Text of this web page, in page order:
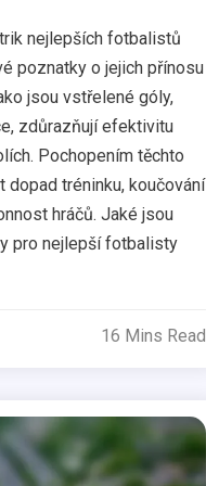
nejlepších fotbalistů
poznatky o jejich přínosu
jsou vstřelené góly,
zdůrazňují efektivitu
Pochopením těchto
tréninku, koučování
hráčů. Jaké jsou
pro nejlepší fotbalisty
16 Mins Read